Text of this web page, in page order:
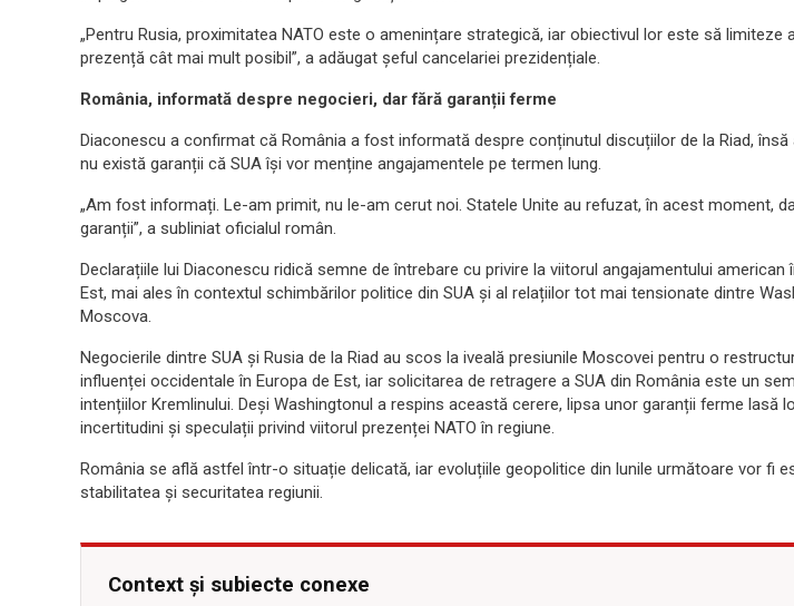
„Pentru Rusia, proximitatea NATO este o amenințare strategică, iar obiectivul lor este să limiteze
prezență cât mai mult posibil”, a adăugat șeful cancelariei prezidențiale.
România, informată despre negocieri, dar fără garanții ferme
Diaconescu a confirmat că România a fost informată despre conținutul discuțiilor de la Riad,
nu există garanții că SUA își vor menține angajamentele pe termen lung.
„Am fost informați. Le-am primit, nu le-am cerut noi. Statele Unite au refuzat, în acest moment,
garanții”, a subliniat oficialul român.
Declarațiile lui Diaconescu ridică semne de întrebare cu privire la viitorul angajamentului american
Est, mai ales în contextul schimbărilor politice din SUA și al relațiilor tot mai tensionate dintre
Moscova.
Negocierile dintre SUA și Rusia de la Riad au scos la iveală presiunile Moscovei pentru o
influenței occidentale în Europa de Est, iar solicitarea de retragere a SUA din România este un
intențiilor Kremlinului. Deși Washingtonul a respins această cerere, lipsa unor garanții ferme lasă
incertitudini și speculații privind viitorul prezenței NATO în regiune.
România se află astfel într-o situație delicată, iar evoluțiile geopolitice din lunile următoare vor fi
stabilitatea și securitatea regiunii.
Context și subiecte conexe